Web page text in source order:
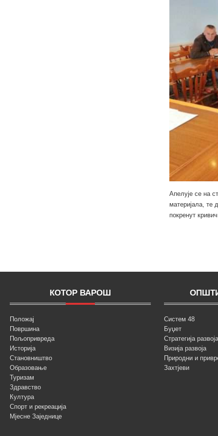
Апелује се на
материјала, те
покренут
КОТОР ВАРОШ
Положај
Површина
Пољопривреда
Историја
Становништво
Образовање
Туризам
Здравство
Култура
Спорт и рекреација
Мјесне Заједнице
Систем 48
Буџет
Стратегија
Визија развоја
Природни и
Захтјеви